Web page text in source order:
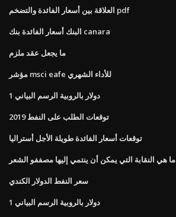
العلاقة بين أسعار الفائدة والتضخم pdf
البنك أسعار الفائدة بنك canara
ما يجعل عقد ملزم
مؤشر msci eafe للأداء الشهري
1 دولار بالروبية الرسم البياني
توقعات الطلب على النفط 2019
توقعات أسعار الفائدة طويلة الأجل أستراليا
ما هي النقابة التي يمكن أن ينتمي إليها مصففو الشعر
سعر النفط الدولار الكندي
1 دولار بالروبية الرسم البياني